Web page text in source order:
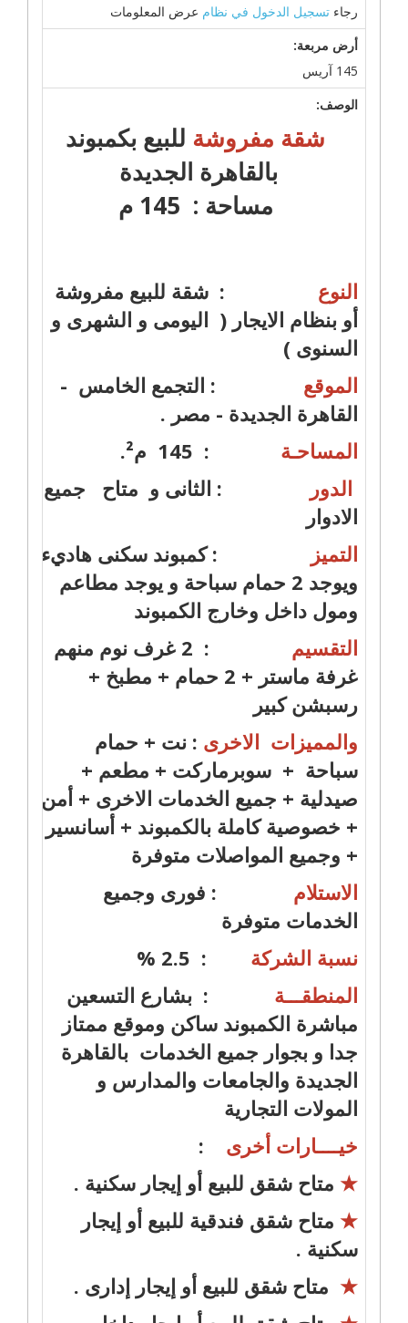
رجاء تسجيل الدخول في نظام عرض المعلومات
أرض مربعة:
145 آريس
الوصف:
شقة مفروشة للبيع بكمبوند
بالقاهرة الجديدة
مساحة : 145 م
النوع
: شقة للبيع مفروشة
أو بنظام الايجار ( اليومى و الشهرى و
السنوى )
الموقع
: التجمع الخامس -
القاهرة الجديدة - مصر .
المساحـة
: 145 م².
الدور
: الثانى و متاح جميع
الادوار
التميز
: كمبوند سكنى هاديء
ويوجد 2 حمام سباحة و يوجد مطاعم
ومول داخل وخارج الكمبوند
التقسيم
: 2 غرف نوم منهم
غرفة ماستر + 2 حمام + مطبخ +
رسبشن كبير
والمميزات الاخرى : نت + حمام
سباحة + سوبرماركت + مطعم +
صيدلية + جميع الخدمات الاخرى + أمن
+ خصوصية كاملة بالكمبوند + أسانسير
+ وجميع المواصلات متوفرة
الاستلام
: فورى وجميع
الخدمات متوفرة
نسبة الشركة
: 2.5 %
المنطقـــة
: بشارع التسعين
مباشرة الكمبوند ساكن وموقع ممتاز
جدا و بجوار جميع الخدمات بالقاهرة
الجديدة والجامعات والمدارس و
المولات التجارية
خيــــارات أخرى :
★ متاح شقق للبيع أو إيجار سكنية .
★ متاح شقق فندقية للبيع أو إيجار
سكنية .
★ متاح شقق للبيع أو إيجار إدارى .